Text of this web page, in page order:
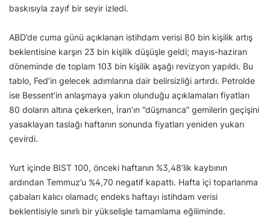
baskısıyla zayıf bir seyir izledi.
ABD’de cuma günü açıklanan istihdam verisi 80 bin kişilik artış
beklentisine karşın 23 bin kişilik düşüşle geldi; mayıs-haziran
döneminde de toplam 103 bin kişilik aşağı revizyon yapıldı. Bu
tablo, Fed’in gelecek adımlarına dair belirsizliği artırdı. Petrolde
ise Bessent’in anlaşmaya yakın olunduğu açıklamaları fiyatları
80 doların altına çekerken, İran’ın “düşmanca” gemilerin geçişini
yasaklayan taslağı haftanın sonunda fiyatları yeniden yukarı
çevirdi.
Yurt içinde BIST 100, önceki haftanın %3,48’lik kaybının
ardından Temmuz’u %4,70 negatif kapattı. Hafta içi toparlanma
çabaları kalıcı olamadı; endeks haftayı istihdam verisi
beklentisiyle sınırlı bir yükselişle tamamlama eğiliminde.